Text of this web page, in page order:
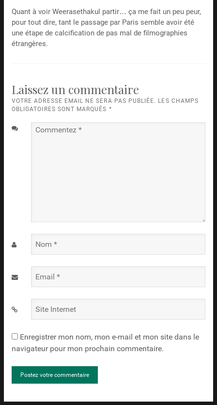
Quant à voir Weerasethakul partir… ça me fait un peu peur,
pour tout dire, tant le passage par Paris semble avoir été
une étape de calcification de pas mal de filmographies
étrangères.
Laissez un commentaire
VOTRE ADRESSE EMAIL NE SERA PAS PUBLIÉE. LES CHAMPS
OBLIGATOIRES SONT MARQUÉS *
Commentez
Nom
Email
Site
Internet
Enregistrer mon nom, mon e-mail et mon site dans le
navigateur pour mon prochain commentaire.